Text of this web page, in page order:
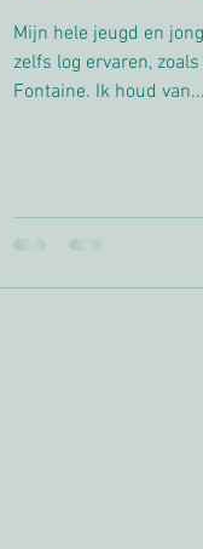
Mijn hele jeugd en
zelfs log ervaren, zoals de schildpad in de fabels van La
Fontaine. Ik houd van...